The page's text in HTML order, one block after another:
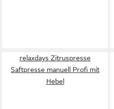
relaxdays Zitruspresse
Saftpresse manuell Profi mit
Hebel